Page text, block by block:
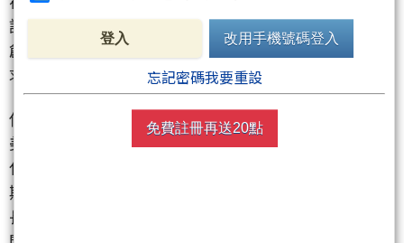
說，正考慮和阿聯進行貨幣互換安排、有可能和AI新
創Anthropic達成協議。他也放話，我會記住那些不尋
求關稅退款的公司。
伊朗國會議長卡利巴夫。（新華社）
美聯社等媒體報導，美國副總統范斯和伊朗首席談判
代表、國會議長卡利巴夫將各自率團在22日抵達巴基
斯坦，雙方可望展開第二輪談判。美國總統川普也延
長美伊停火期限，將原定21日屆滿的停火延至22日晚
登入 改用手機號碼登入
忘記密碼我要重設
免費註冊再送20點